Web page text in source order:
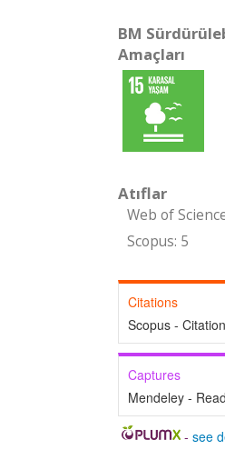
BM
Amaçları
Atıflar
Web of
Scopus: 5
Citations
Scopus -
Captures
Mendeley -
-see